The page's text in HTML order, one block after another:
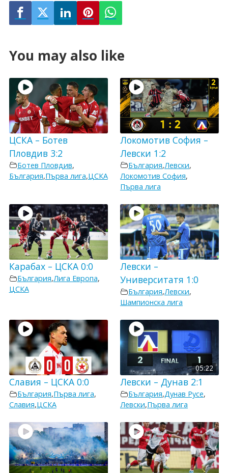
You may also like
ЦСКА – Ботев
Пловдив 3:2
Ботев Пловдив,
България,Първа лига,ЦСКА
Локомотив София –
Левски 1:2
България,Левски,
Локомотив София,
Първа лига
Карабах – ЦСКА 0:0
България,Лига Европа,
ЦСКА
Левски –
Университатя 1:0
България,Левски,
Шампионска лига
Славия – ЦСКА 0:0
България,Първа лига,
Славия,ЦСКА
05:22
Левски – Дунав 2:1
България,Дунав Русе,
Левски,Първа лига